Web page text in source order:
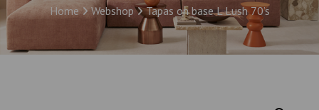
Home Webshop Tapas on base L Lush 70’s